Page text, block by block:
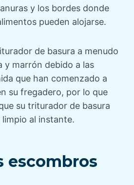
y los bordes donde
pueden alojarse.
de basura a menudo
y marrón debido a las
que han comenzado a
su fregadero, por lo que
su triturador de basura
limpio al instante.
escombros